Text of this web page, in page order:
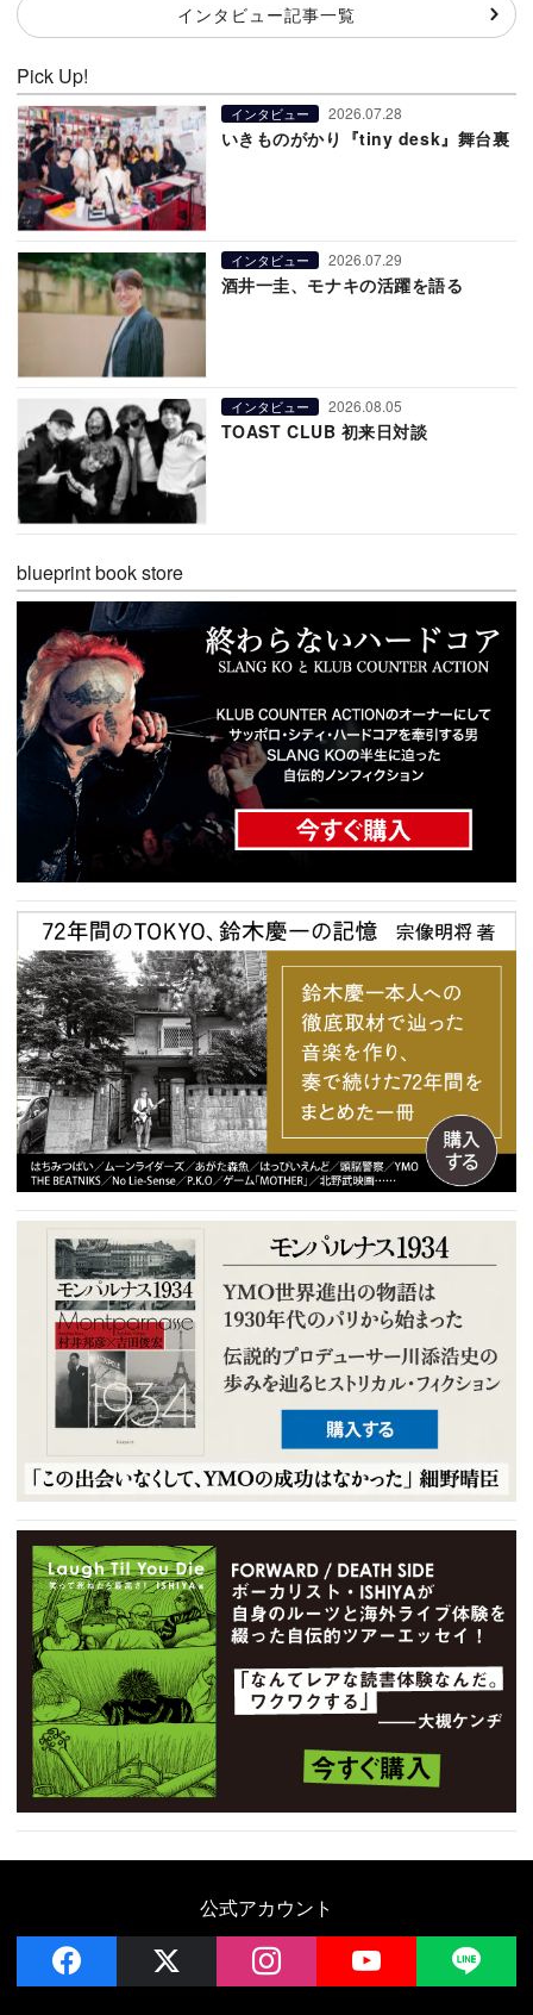
インタビュー記事一覧
Pick Up!
インタビュー 2026.07.28
いきものがかり『tiny desk』舞台裏
インタビュー 2026.07.29
酒井一圭、モナキの活躍を語る
インタビュー 2026.08.05
TOAST CLUB 初来日対談
blueprint book store
公式アカウント
facebook instagram YouTube